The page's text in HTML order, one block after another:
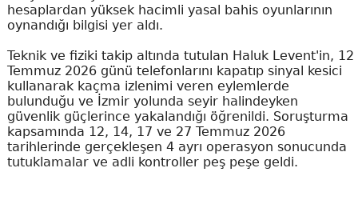
hesaplardan yüksek hacimli yasal bahis oyunlarının
oynandığı bilgisi yer aldı.
Teknik ve fiziki takip altında tutulan Haluk Levent'in, 12
Temmuz 2026 günü telefonlarını kapatıp sinyal kesici
kullanarak kaçma izlenimi veren eylemlerde
bulunduğu ve İzmir yolunda seyir halindeyken
güvenlik güçlerince yakalandığı öğrenildi. Soruşturma
kapsamında 12, 14, 17 ve 27 Temmuz 2026
tarihlerinde gerçekleşen 4 ayrı operasyon sonucunda
tutuklamalar ve adli kontroller peş peşe geldi.